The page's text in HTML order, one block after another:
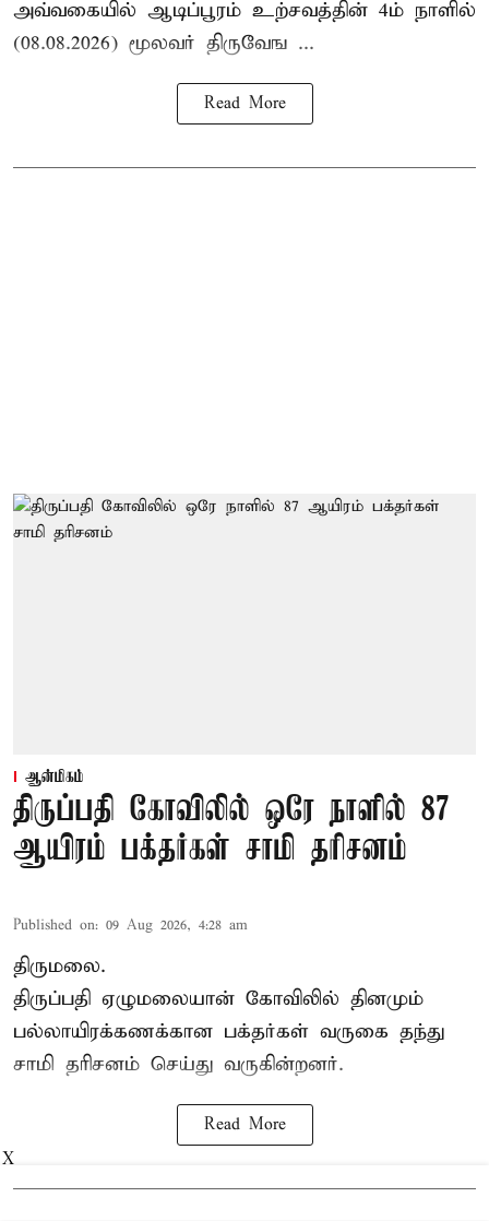
அவ்வகையில் ஆடிப்பூரம் உற்சவத்தின் 4ம் நாளில்
(08.08.2026) மூலவர் திருவேங ...
Read More
ஆன்மிகம்
திருப்பதி கோவிலில் ஒரே நாளில் 87
ஆயிரம் பக்தர்கள் சாமி தரிசனம்
Published on: 09 Aug 2026, 4:28 am
திருமலை.
திருப்பதி ஏழுமலையான் கோவிலில் தினமும்
பல்லாயிரக்கணக்கான பக்தர்கள் வருகை தந்து
சாமி தரிசனம் செய்து வருகின்றனர்.
Read More
X